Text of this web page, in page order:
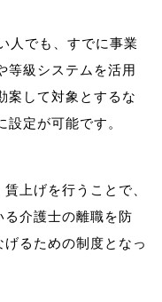
人でも、すでに事業
等級システムを活用
案して対象とするな
定が可能です。
上げを行うことで、
介護士の離職を防
るための制度となっ